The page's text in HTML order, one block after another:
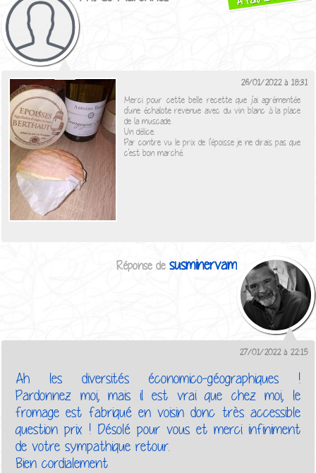
26/01/2022 à 18:31
Merci pour cette belle recette que j'ai agrémentée
d'une échalote revenue avec du vin blanc à la place
de la muscade.
Un délice.
Par contre vu le prix de l'époisse je ne dirais pas que
c'est bon marché.
susminervam
27/01/2022 à 22:15
Ah les diversités économico-géographiques !
Pardonnez moi, mais il est vrai que chez moi, le
fromage est fabriqué en voisin donc très accessible
question prix ! Désolé pour vous et merci infiniment
de votre sympathique retour.
Bien cordialement